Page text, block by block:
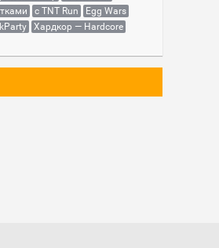
с TNT Run
Egg Wars
Хардкор — Hardcore